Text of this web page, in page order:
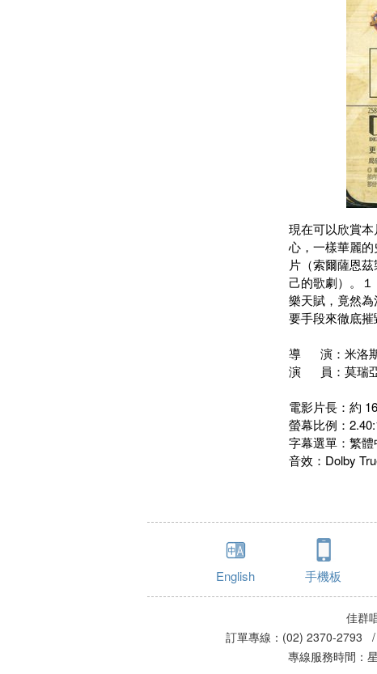
現在可以欣賞
心，一樣華麗
片（索爾薩恩
己的歌劇）。
樂天賦，竟然
要手段來徹底摧
導 演：米洛
演 員：莫瑞亞
電影片長：約
螢幕比例：
字幕選單：繁
音效：Dolby
English 手機板
佳群
訂單專線：(02) 2370-
專線服務時間：